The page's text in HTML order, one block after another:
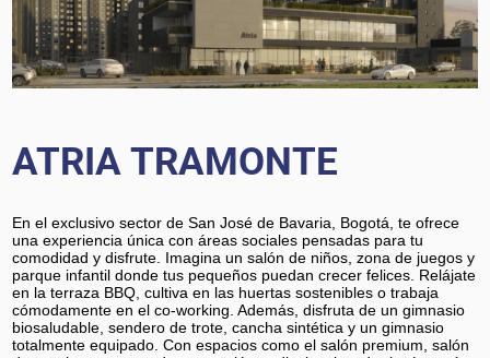
ATRIA TRAMONTE
En el exclusivo sector de San José de Bavaria, Bogotá, te ofrece
una experiencia única con áreas sociales pensadas para tu
comodidad y disfrute. Imagina un salón de niños, zona de juegos y
parque infantil donde tus pequeños puedan crecer felices. Relájate
en la terraza BBQ, cultiva en las huertas sostenibles o trabaja
cómodamente en el co-working. Además, disfruta de un gimnasio
biosaludable, sendero de trote, cancha sintética y un gimnasio
totalmente equipado. Con espacios como el salón premium, salón